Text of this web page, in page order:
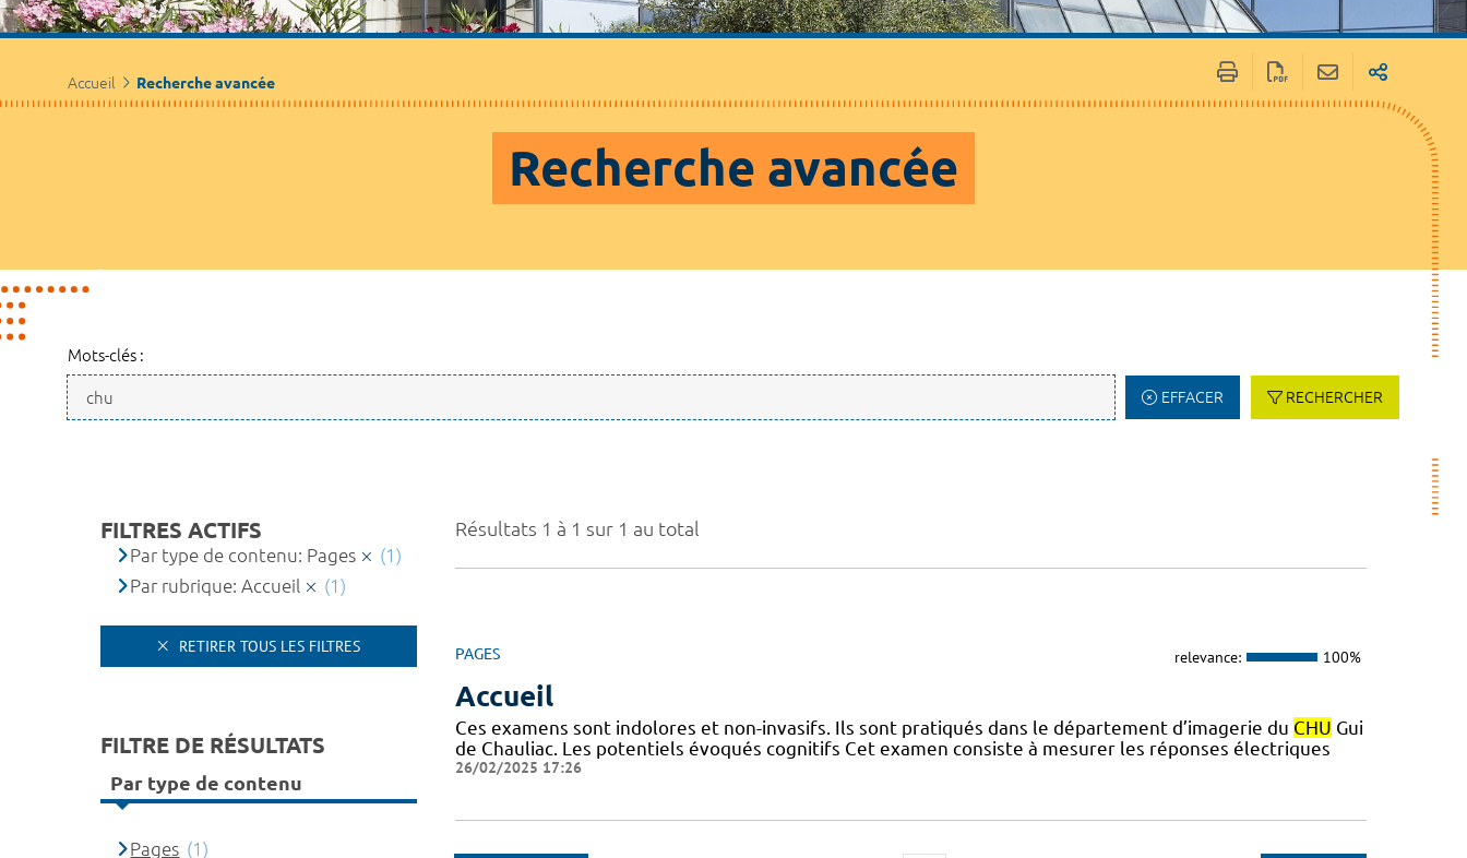
Accueil Recherche avancée
Recherche avancée
Mots-clés :
EFFACER RECHERCHER
Résultats 1 à 1 sur 1 au total
PAGES relevance: 100%
Accueil
Ces examens sont indolores et non-invasifs. Ils sont pratiqués dans le département d’imagerie du CHU Gui
de Chauliac. Les potentiels évoqués cognitifs Cet examen consiste à mesurer les réponses électriques
26/02/2025 17:26
FILTRES ACTIFS
Par type de contenu: Pages
(1)
Par rubrique: Accueil
(1)
RETIRER TOUS LES FILTRES
FILTRE DE RÉSULTATS
Par type de contenu
Pages (1)